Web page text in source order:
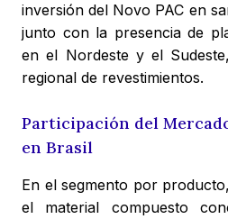
inversión del Novo PAC en
junto con la presencia de
en el Nordeste y el
regional de revestimientos.
Participación del
en Brasil
En el segmento por
el material compuesto